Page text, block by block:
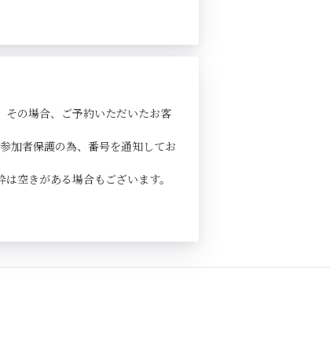
の場合、ご予約いただいたお客
加者保護の為、番号を通知してお
空きがある場合もございます。